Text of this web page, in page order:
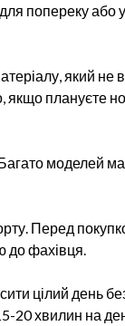
попереку або
який не
якщо плануєте
моделей
Перед
до фахівця.
цілий день
20 хвилин на